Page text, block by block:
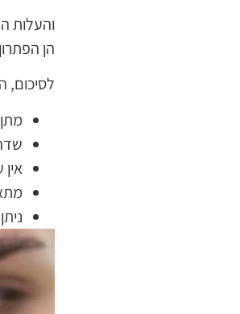
והעלות
הן הפתרון
לסיכום,